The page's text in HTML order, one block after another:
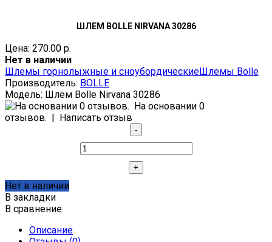
ШЛЕМ BOLLE NIRVANA 30286
Цена: 270.00 р.
Нет в наличии
Шлемы горнолыжные и сноубордическиеШлемы Bolle
Производитель: BOLLE
Модель: Шлем Bolle Nirvana 30286
На основании 0
отзывов.
Написать отзыв
Нет в наличии
В закладки
В сравнение
Описание